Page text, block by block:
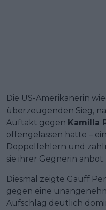
Die US-Amerikanerin
überzeugenden Sieg,
Auftakt gegen Kamilla
offengelassen hatte –
Doppelfehlern und
sie ihrer Gegnerin anbot.
Diesmal zeigte Gauff
gegen eine
Aufschlag deutlich